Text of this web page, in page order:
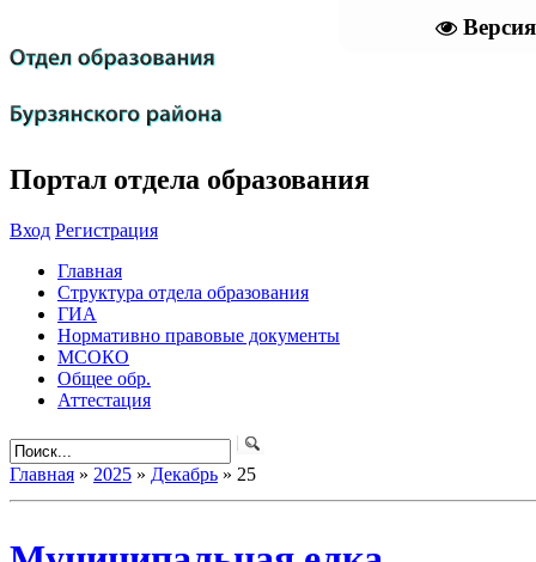
Портал отдела образования
Вход Регистрация
Главная
Структура отдела образования
ГИА
Нормативно правовые документы
МСОКО
Общее обр.
Аттестация
Главная » 2025 » Декабрь » 25